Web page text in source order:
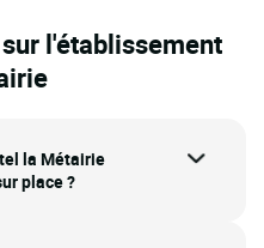
l'établissement
la Métairie
place ?